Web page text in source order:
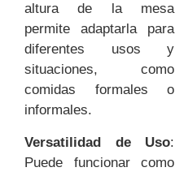
altura de la mesa
permite adaptarla para
diferentes usos y
situaciones, como
comidas formales o
informales.
Versatilidad de Uso:
Puede funcionar como